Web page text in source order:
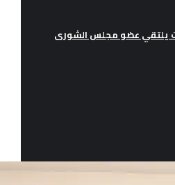
يلتقي عضو مجلس الشورى